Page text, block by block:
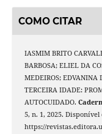
COMO CITAR
IASMIM BRITO
BARBOSA; ELIEL DA
MEDEIROS; EDVANINA
TERCEIRA IDADE:
AUTOCUIDADO.
5, n. 1, 2025. Disponível
https://